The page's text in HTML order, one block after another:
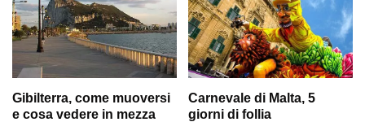
Gibilterra, come muoversi
e cosa vedere in mezza
Carnevale di Malta, 5
giorni di follia